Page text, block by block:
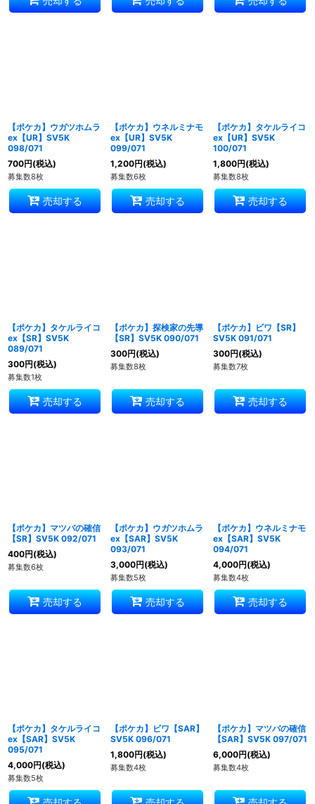
【ポケカ】ウガツホムラ
ex【UR】SV5K
098/071
700円(税込)
募集数8枚
売却する
【ポケカ】ウネルミナモ
ex【UR】SV5K
099/071
1,200円(税込)
募集数6枚
売却する
【ポケカ】タケルライコ
ex【UR】SV5K
100/071
1,800円(税込)
募集数8枚
売却する
【ポケカ】タケルライコ
ex【SR】SV5K
089/071
300円(税込)
募集数1枚
売却する
【ポケカ】探検家の先導
【SR】SV5K 090/071
300円(税込)
募集数8枚
売却する
【ポケカ】ビワ【SR】
SV5K 091/071
300円(税込)
募集数7枚
売却する
【ポケカ】マツバの確信
【SR】SV5K 092/071
400円(税込)
募集数6枚
売却する
【ポケカ】ウガツホムラ
ex【SAR】SV5K
093/071
3,000円(税込)
募集数5枚
売却する
【ポケカ】ウネルミナモ
ex【SAR】SV5K
094/071
4,000円(税込)
募集数4枚
売却する
【ポケカ】タケルライコ
ex【SAR】SV5K
095/071
4,000円(税込)
募集数5枚
【ポケカ】ビワ【SAR】
SV5K 096/071
1,800円(税込)
募集数4枚
【ポケカ】マツバの確信
【SAR】SV5K 097/071
6,000円(税込)
募集数4枚